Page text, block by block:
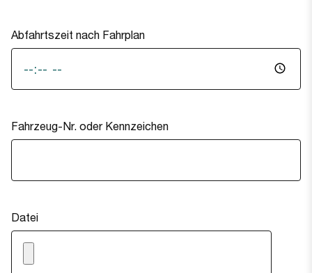
Abfahrtszeit nach Fahrplan
Fahrzeug-Nr. oder Kennzeichen
Datei